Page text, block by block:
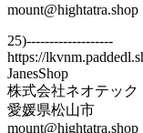
mount@hightatra.shop
25)-------------------
https://
JanesShop
株式会社ネオテック
愛媛県松山市
mount@hightatra.shop